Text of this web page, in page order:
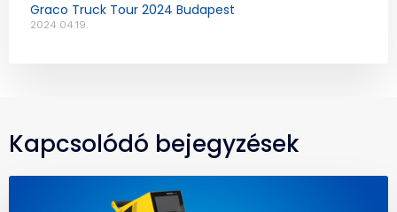
Graco Truck Tour 2024 Budapest
2024.04.19.
Kapcsolódó bejegyzések